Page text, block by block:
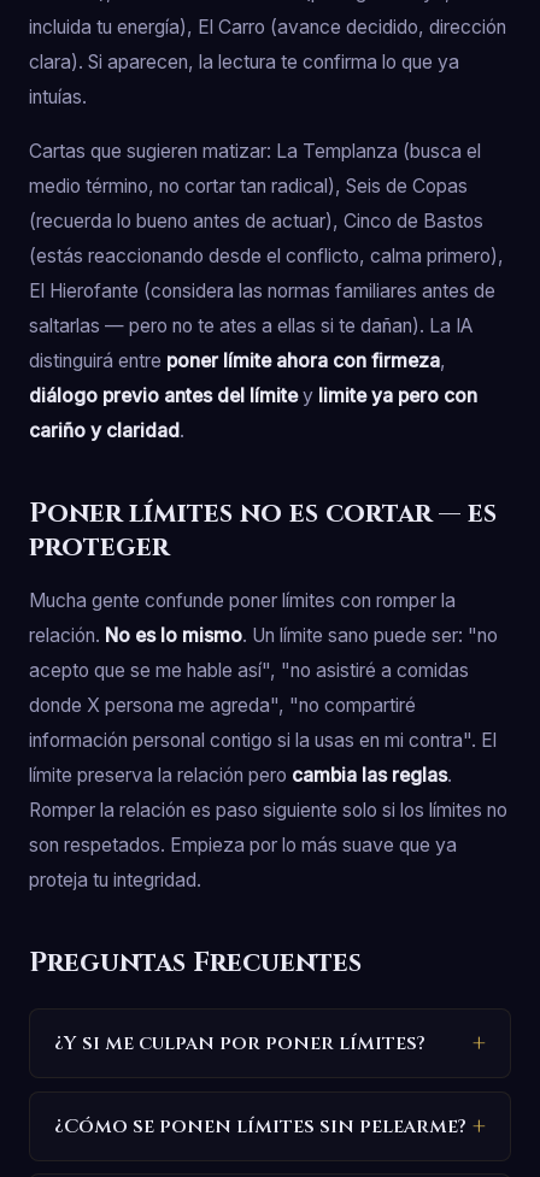
incluida tu energía), El Carro (avance decidido, dirección
clara). Si aparecen, la lectura te confirma lo que ya
intuías.
Cartas que sugieren matizar: La Templanza (busca el
medio término, no cortar tan radical), Seis de Copas
(recuerda lo bueno antes de actuar), Cinco de Bastos
(estás reaccionando desde el conflicto, calma primero),
El Hierofante (considera las normas familiares antes de
saltarlas — pero no te ates a ellas si te dañan). La IA
distinguirá entre poner límite ahora con firmeza,
diálogo previo antes del límitey limite ya pero con
cariño y claridad.
Poner límites no es cortar — es
proteger
Mucha gente confunde poner límites con romper la
relación. No es lo mismo. Un límite sano puede ser: "no
acepto que se me hable así", "no asistiré a comidas
donde X persona me agreda", "no compartiré
información personal contigo si la usas en mi contra". El
límite preserva la relación pero cambia las reglas.
Romper la relación es paso siguiente solo si los límites no
son respetados. Empieza por lo más suave que ya
proteja tu integridad.
Preguntas Frecuentes
¿Y si me culpan por poner límites?
¿Cómo se ponen límites sin pelearme?